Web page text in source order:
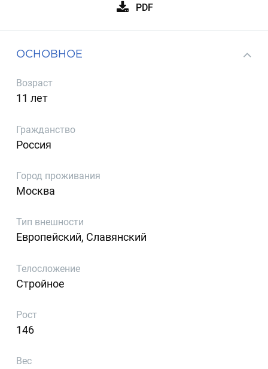
PDF
ОСНОВНОЕ
Возраст
11 лет
Гражданство
Россия
Город проживания
Москва
Тип внешности
Европейский, Славянский
Телосложение
Стройное
Рост
146
Вес